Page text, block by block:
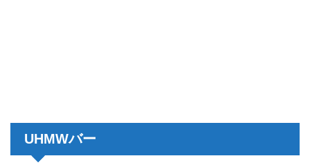
UHMWバー